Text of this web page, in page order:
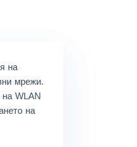
***
на
мрежи.
WLAN
на